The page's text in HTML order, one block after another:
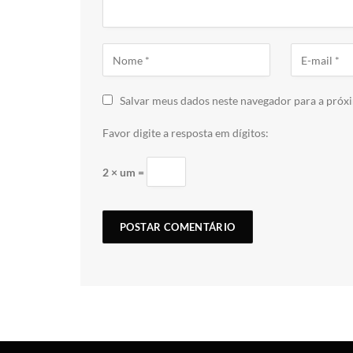
Salvar meus dados neste navegador para a
Favor digite a resposta em dígitos:
2 × um =